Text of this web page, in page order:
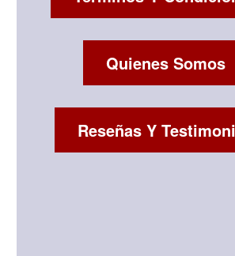
Quienes Somos
Reseñas Y